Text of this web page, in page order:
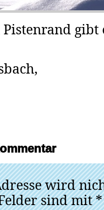
gibt
wird
sind mit*